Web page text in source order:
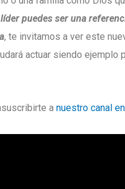
puedes ser una
, te invitamos a ver este
actuar siendo ejemplo
a nuestro canal